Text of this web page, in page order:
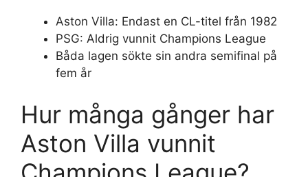
Aston Villa: Endast en CL-titel från 1982
PSG: Aldrig vunnit Champions League
Båda lagen sökte sin andra semifinal på
fem år
Hur många gånger har
Aston Villa vunnit